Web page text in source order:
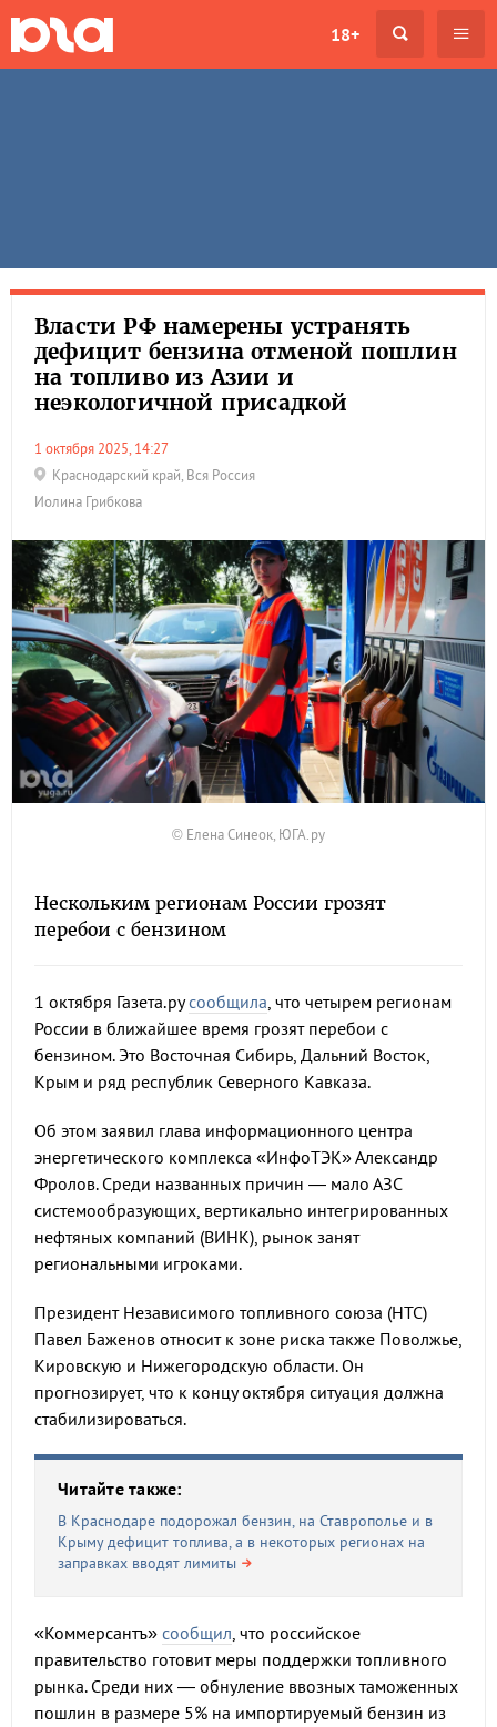
18+
Власти РФ намерены устранять
дефицит бензина отменой пошлин
на топливо из Азии и
неэкологичной присадкой
1 октября 2025, 14:27
Краснодарский край, Вся Россия
Иолина Грибкова
© Елена Синеок, ЮГА.ру
Нескольким регионам России грозят
перебои с бензином
1 октября Газета.русообщила, что четырем регионам
России в ближайшее время грозят перебои с
бензином. Это Восточная Сибирь, Дальний Восток,
Крым и ряд республик Северного Кавказа.
Об этом заявил глава информационного центра
энергетического комплекса «ИнфоТЭК» Александр
Фролов. Среди названных причин — мало АЗС
системообразующих, вертикально интегрированных
нефтяных компаний (ВИНК), рынок занят
региональными игроками.
Президент Независимого топливного союза (НТС)
Павел Баженов относит к зоне риска также Поволжье,
Кировскую и Нижегородскую области. Он
прогнозирует, что к концу октября ситуация должна
стабилизироваться.
Читайте также:
В Краснодаре подорожал бензин, на Ставрополье и в
Крыму дефицит топлива, а в некоторых регионах на
заправках вводят лимиты
«Коммерсантъ» сообщил, что российское
правительство готовит меры поддержки топливного
рынка. Среди них — обнуление ввозных таможенных
пошлин в размере 5% на импортируемый бензин из